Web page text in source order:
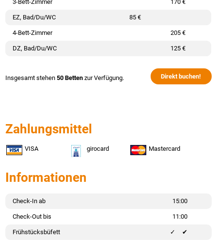
3-Bett-Zimmer 170 €
EZ, Bad/Du/WC 85 €
4-Bett-Zimmer 205 €
DZ, Bad/Du/WC 125 €
Insgesamt stehen50 Betten zur Verfügung. Direkt buchen!
Zahlungsmittel
VISA girocard Mastercard
Informationen
Check-In ab 15:00
Check-Out bis 11:00
Frühstücksbüfett ✔